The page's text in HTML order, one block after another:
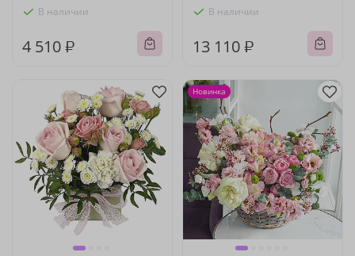
В наличии
4 510 ₽
В наличии
13 110 ₽
Новинка